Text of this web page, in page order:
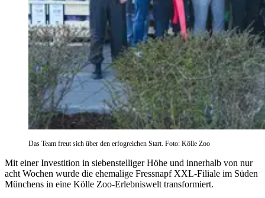
Das Team freut sich über den erfogreichen Start. Foto: Kölle Zoo
Mit einer Investition in siebenstelliger Höhe und innerhalb von nur
acht Wochen wurde die ehemalige Fressnapf XXL-Filiale im Süden
Münchens in eine Kölle Zoo-Erlebniswelt transformiert.